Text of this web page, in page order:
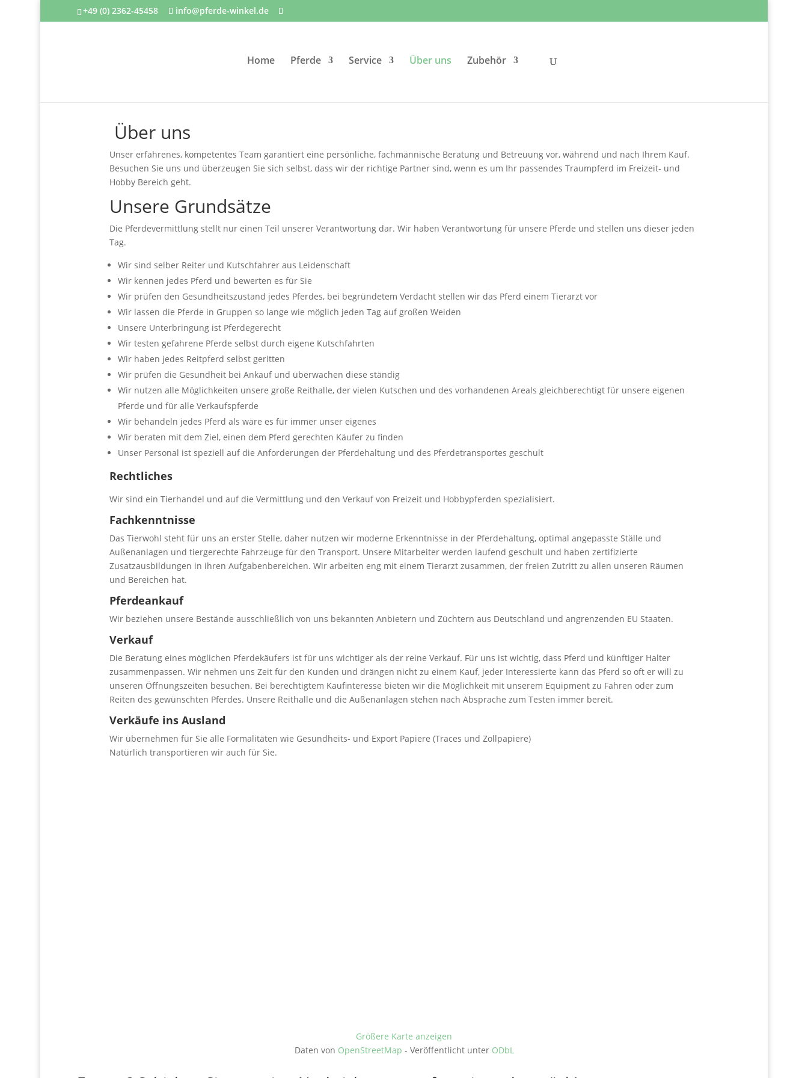
+49 (0) 2362-45458 info@pferde-winkel.de
Home Pferde Service Über uns Zubehör
Über uns
Unser erfahrenes, kompetentes Team garantiert eine persönliche, fachmännische Beratung und Betreuung vor, während und nach Ihrem Kauf.
Besuchen Sie uns und überzeugen Sie sich selbst, dass wir der richtige Partner sind, wenn es um Ihr passendes Traumpferd im Freizeit- und
Hobby Bereich geht.
Unsere Grundsätze
Die Pferdevermittlung stellt nur einen Teil unserer Verantwortung dar. Wir haben Verantwortung für unsere Pferde und stellen uns dieser jeden
Tag.
Wir sind selber Reiter und Kutschfahrer aus Leidenschaft
Wir kennen jedes Pferd und bewerten es für Sie
Wir prüfen den Gesundheitszustand jedes Pferdes, bei begründetem Verdacht stellen wir das Pferd einem Tierarzt vor
Wir lassen die Pferde in Gruppen so lange wie möglich jeden Tag auf großen Weiden
Unsere Unterbringung ist Pferdegerecht
Wir testen gefahrene Pferde selbst durch eigene Kutschfahrten
Wir haben jedes Reitpferd selbst geritten
Wir prüfen die Gesundheit bei Ankauf und überwachen diese ständig
Wir nutzen alle Möglichkeiten unsere große Reithalle, der vielen Kutschen und des vorhandenen Areals gleichberechtigt für unsere eigenen
Pferde und für alle Verkaufspferde
Wir behandeln jedes Pferd als wäre es für immer unser eigenes
Wir beraten mit dem Ziel, einen dem Pferd gerechten Käufer zu finden
Unser Personal ist speziell auf die Anforderungen der Pferdehaltung und des Pferdetransportes geschult
Rechtliches
Wir sind ein Tierhandel und auf die Vermittlung und den Verkauf von Freizeit und Hobbypferden spezialisiert.
Fachkenntnisse
Das Tierwohl steht für uns an erster Stelle, daher nutzen wir moderne Erkenntnisse in der Pferdehaltung, optimal angepasste Ställe und
Außenanlagen und tiergerechte Fahrzeuge für den Transport. Unsere Mitarbeiter werden laufend geschult und haben zertifizierte
Zusatzausbildungen in ihren Aufgabenbereichen. Wir arbeiten eng mit einem Tierarzt zusammen, der freien Zutritt zu allen unseren Räumen
und Bereichen hat.
Pferdeankauf
Wir beziehen unsere Bestände ausschließlich von uns bekannten Anbietern und Züchtern aus Deutschland und angrenzenden EU Staaten.
Verkauf
Die Beratung eines möglichen Pferdekäufers ist für uns wichtiger als der reine Verkauf. Für uns ist wichtig, dass Pferd und künftiger Halter
zusammenpassen. Wir nehmen uns Zeit für den Kunden und drängen nicht zu einem Kauf, jeder Interessierte kann das Pferd so oft er will zu
unseren Öffnungszeiten besuchen. Bei berechtigtem Kaufinteresse bieten wir die Möglichkeit mit unserem Equipment zu Fahren oder zum
Reiten des gewünschten Pferdes. Unsere Reithalle und die Außenanlagen stehen nach Absprache zum Testen immer bereit.
Verkäufe ins Ausland
Wir übernehmen für Sie alle Formalitäten wie Gesundheits- und Export Papiere (Traces und Zollpapiere)
Natürlich transportieren wir auch für Sie.
Größere Karte anzeigen
Daten von OpenStreetMap - Veröffentlicht unter ODbL